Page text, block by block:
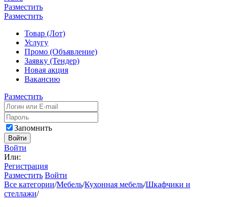
Разместить
Разместить
Товар (Лот)
Услугу
Промо (Объявление)
Заявку (Тендер)
Новая акция
Вакансию
Разместить
Запомнить
Войти
Войти
Или:
Регистрация
Разместить Войти
Все категории/Мебель/Кухонная мебель/Шкафчики и
стеллажи/